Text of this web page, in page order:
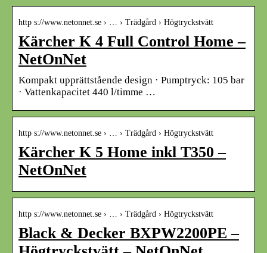
http s://www.netonnet.se › … › Trädgård › Högtryckstvätt
Kärcher K 4 Full Control Home –
NetOnNet
Kompakt upprättstående design · Pumptryck: 105 bar
· Vattenkapacitet 440 l/timme …
http s://www.netonnet.se › … › Trädgård › Högtryckstvätt
Kärcher K 5 Home inkl T350 –
NetOnNet
http s://www.netonnet.se › … › Trädgård › Högtryckstvätt
Black & Decker BXPW2200PE –